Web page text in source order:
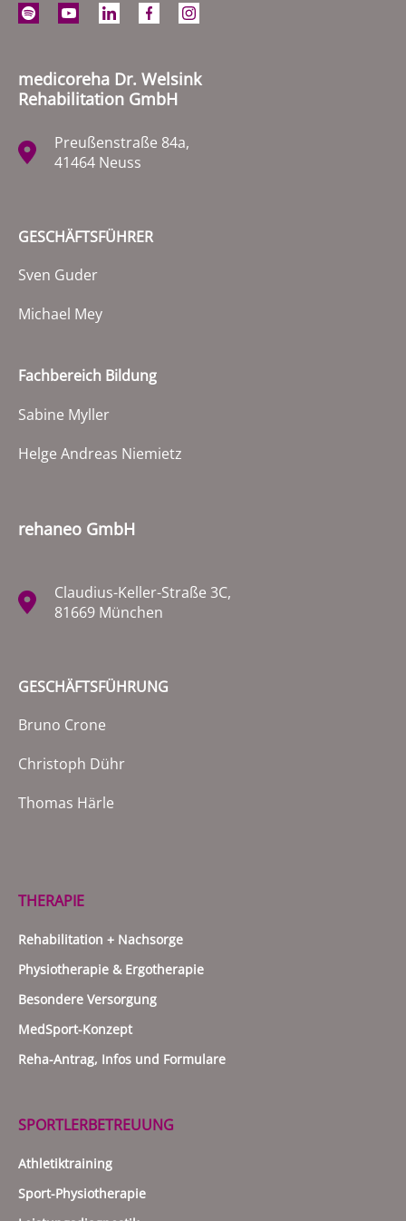
medicoreha Dr. Welsink
Rehabilitation GmbH
Preußenstraße 84a,
41464 Neuss
GESCHÄFTSFÜHRER
Sven Guder
Michael Mey
Fachbereich Bildung
Sabine Myller
Helge Andreas Niemietz
rehaneo GmbH
Claudius-Keller-Straße 3C,
81669 München
GESCHÄFTSFÜHRUNG
Bruno Crone
Christoph Dühr
Thomas Härle
THERAPIE
Rehabilitation + Nachsorge
Physiotherapie & Ergotherapie
Besondere Versorgung
MedSport-Konzept
Reha-Antrag, Infos und Formulare
SPORTLERBETREUUNG
Athletiktraining
Sport-Physiotherapie